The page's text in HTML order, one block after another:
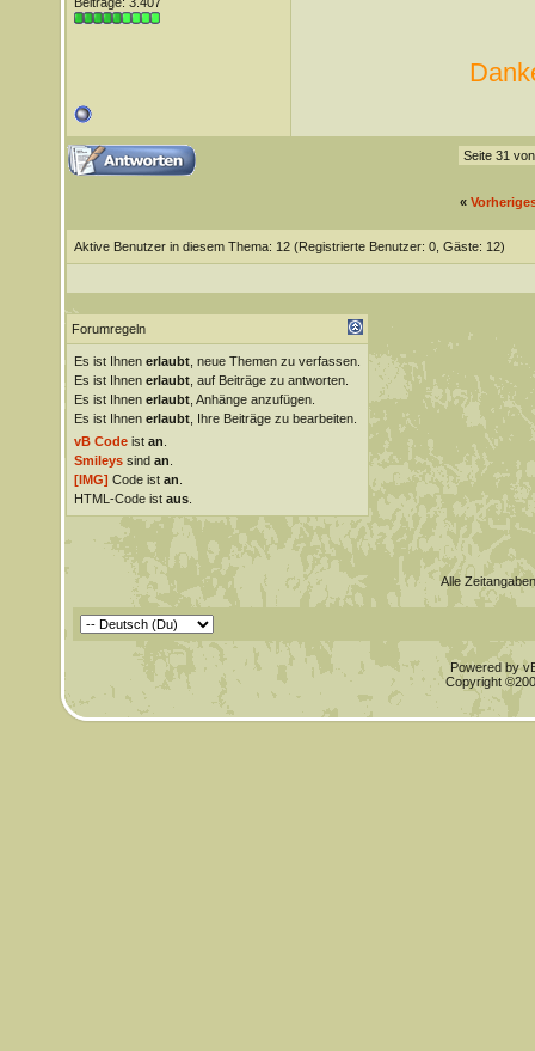
Seite 31
«
Aktive Benutzer in diesem Thema: 12 (Registrierte Benutzer: 0, Gäste: 12)
Forumregeln
Es ist Ihnen erlaubt, neue Themen zu verfassen.
Es ist Ihnen erlaubt, auf Beiträge zu antworten.
Es ist Ihnen erlaubt, Anhänge anzufügen.
Es ist Ihnen erlaubt, Ihre Beiträge zu bearbeiten.
vB Codeist an
Smileyssind an
[IMG] Code ist an
HTML-Code ist aus.
Alle
Powered by
Copyright